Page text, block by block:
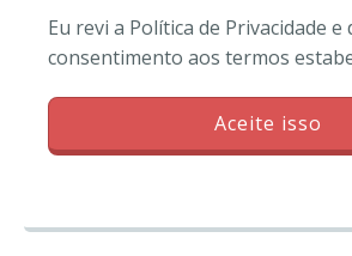
Eu revi a Política de Privacidade e
consentimento aos termos